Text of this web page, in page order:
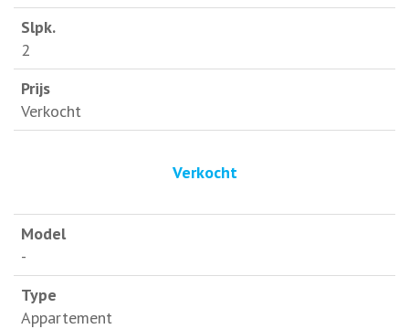
2
Verkocht
Verkocht
-
Appartement